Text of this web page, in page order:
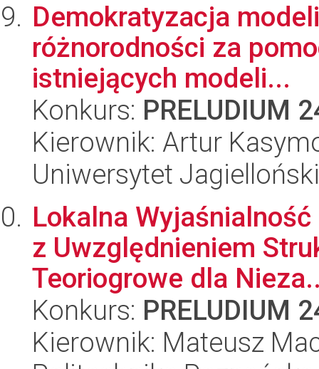
Demokratyzacja
różnorodności za
istniejących modeli...
Konkurs: PRELUDIUM
Kierownik: Artur
Uniwersytet Jagielloński
Lokalna
z Uwzględnieniem
Teoriogrowe dla
Konkurs: PRELUDIUM
Kierownik: Mateusz